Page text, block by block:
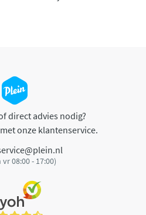
direct advies nodig?
onze klantenservice.
08:00 - 17:00)